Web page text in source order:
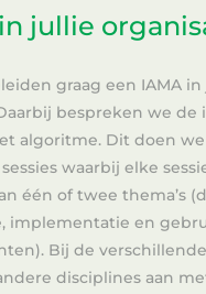
jullie
graag een IAMA in
bespreken we de
algoritme. Dit doen we
waarbij elke
één of twee thema’s
implementatie en
Bij de
disciplines aan